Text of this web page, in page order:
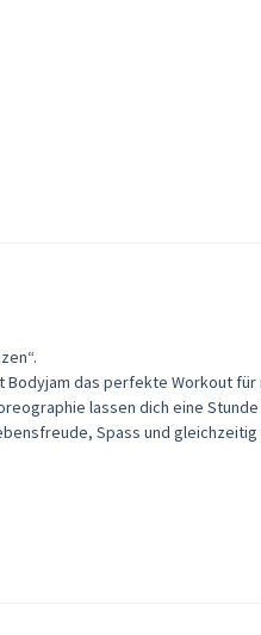
Bodyjam das perfekte Workout
lassen dich eine Stunde
Spass und